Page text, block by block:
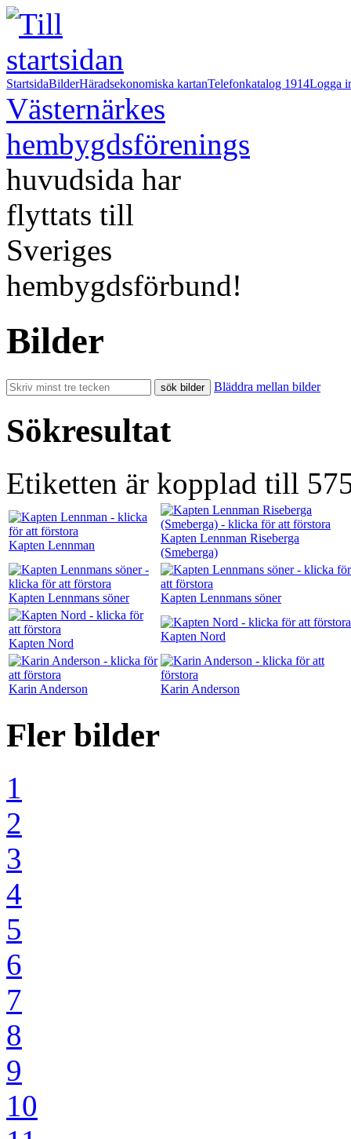
StartsidaBilderHäradsekonomiska kartanTelefonkatalog 1914Logga
Västernärkes
hembygdsförenings
huvudsida har
flyttats till
Sveriges
hembygdsförbund!
Bilder
Bläddra mellan bilder
Sökresultat
Etiketten är kopplad till
Kapten Lennman
Kapten Lennman Riseberga
(Smeberga)
Kapten Lennmans söner Kapten Lennmans söner
Kapten Nord
Kapten Nord
Karin Anderson Karin Anderson
Fler bilder
1
2
3
4
5
6
7
8
9
10